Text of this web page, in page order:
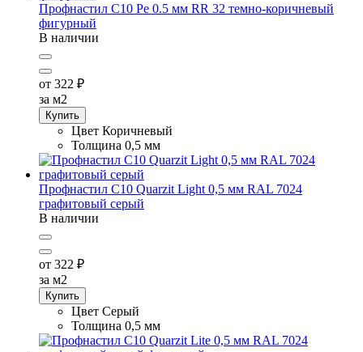
Профнастил С10 Pe 0.5 мм RR 32 темно-коричневый
фигурный
В наличии
от 322 ₽
за м2
Купить
Цвет Коричневый
Толщина 0,5 мм
Профнастил С10 Quarzit Light 0,5 мм RAL 7024
графитовый серый
В наличии
от 322 ₽
за м2
Купить
Цвет Серый
Толщина 0,5 мм